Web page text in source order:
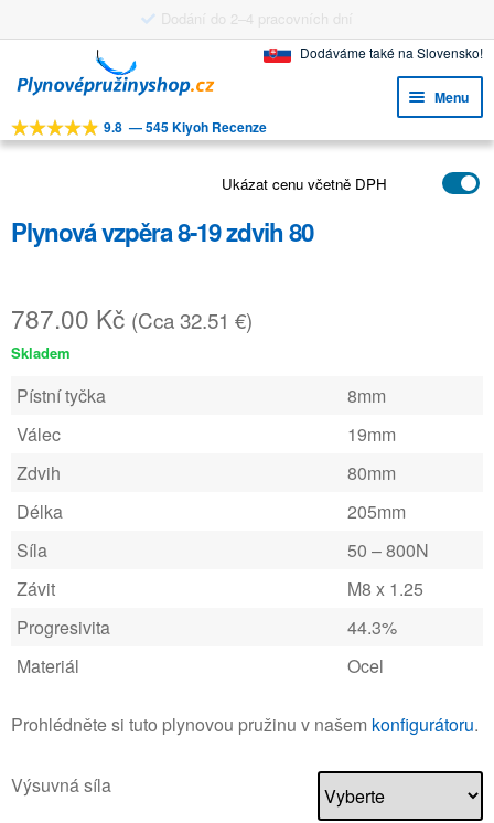
Dodání do 2–4 pracovních dní
na
k
webu
Dodáváme také na Slovensko!
Menu
NÁSTROJE
menu
APLIKACE
FAQ
9.8 —545 Kiyoh Recenze
Ukázat cenu včetně DPH
Plynová vzpěra 8-19 zdvih 80
787.00 Kč (Cca 32.51 €)
Skladem
Pístní tyčka
8mm
Válec
19mm
Zdvih
80mm
Délka
205mm
Síla
50 – 800N
Závit
M8 x 1.25
Progresivita
44.3%
Materiál
Ocel
Prohlédněte si tuto plynovou pružinu v našem konfigurátoru.
Výsuvná síla